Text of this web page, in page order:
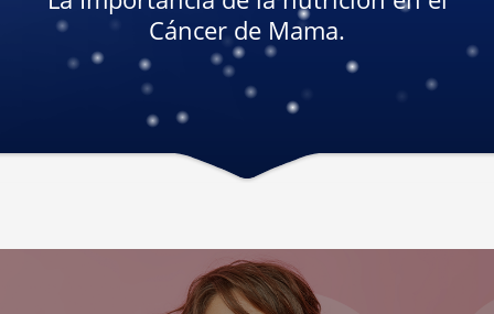
Cáncer de Mama.